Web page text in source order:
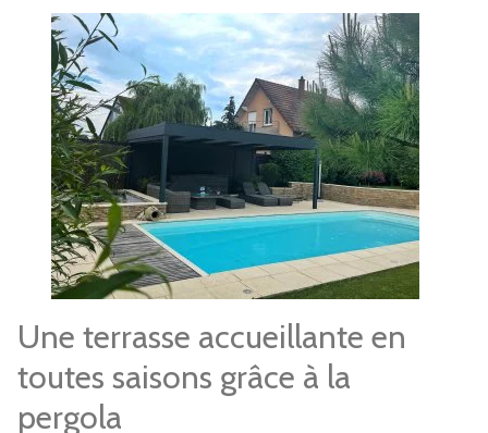
Une terrasse accueillante en
toutes saisons grâce à la
pergola